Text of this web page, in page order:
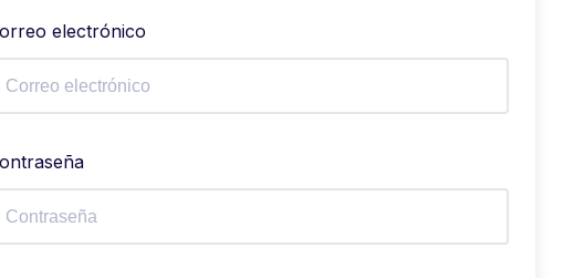
electrónico